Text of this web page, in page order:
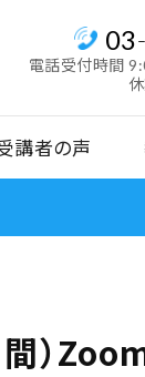
03-
電話受付時間
講者の声
）